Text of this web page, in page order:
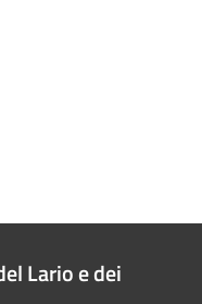
Lario e dei